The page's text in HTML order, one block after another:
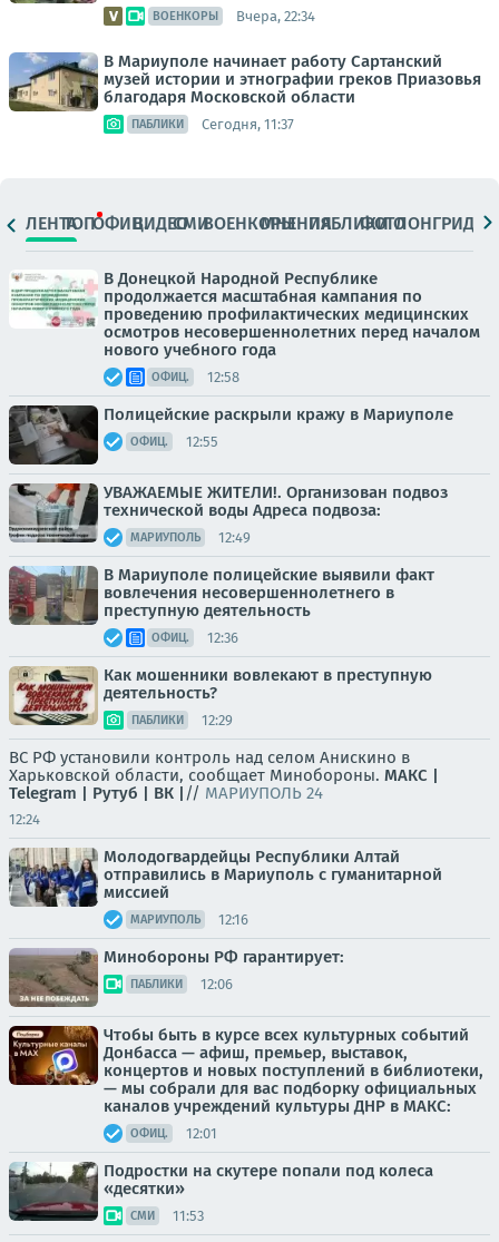
ВОЕНКОРЫ Вчера, 22:34
В Мариуполе начинает работу Сартанский
музей истории и этнографии греков Приазовья
благодаря Московской области
ПАБЛИКИ Сегодня, 11:37
ЛЕНТАТОПОФИЦ.ВИДЕОСМИВОЕНКОРЫМНЕНИЯПАБЛИКИ
ФОТОЛОНГРИДЫ
В Донецкой Народной Республике
продолжается масштабная кампания по
проведению профилактических медицинских
осмотров несовершеннолетних перед началом
нового учебного года
ОФИЦ. 12:58
Полицейские раскрыли кражу в Мариуполе
ОФИЦ. 12:55
УВАЖАЕМЫЕ ЖИТЕЛИ!. Организован подвоз
технической воды Адреса подвоза:
МАРИУПОЛЬ 12:49
В Мариуполе полицейские выявили факт
вовлечения несовершеннолетнего в
преступную деятельность
ОФИЦ. 12:36
Как мошенники вовлекают в преступную
деятельность?
ПАБЛИКИ 12:29
ВС РФ установили контроль над селом Анискино в
Харьковской области, сообщает Минобороны. МАКС |
Telegram | Рутуб | ВК | // МАРИУПОЛЬ 24
12:24
Молодогвардейцы Республики Алтай
отправились в Мариуполь с гуманитарной
миссией
МАРИУПОЛЬ 12:16
Минобороны РФ гарантирует:
ПАБЛИКИ 12:06
Чтобы быть в курсе всех культурных событий
Донбасса — афиш, премьер, выставок,
концертов и новых поступлений в библиотеки,
— мы собрали для вас подборку официальных
каналов учреждений культуры ДНР в МАКС:
ОФИЦ. 12:01
Подростки на скутере попали под колеса
«десятки»
СМИ 11:53